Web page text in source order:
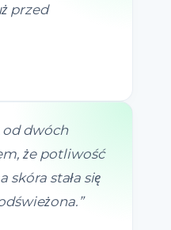
przed
dwóch
że potliwość
skóra stała się
”